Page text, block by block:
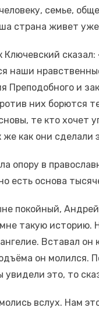
семье,
страна живет
Ключевский
наши
Преподобного и
них борются
те кто хочет
как они сделали
опору в
есть основа
покойный,
такую историю.
Вставал
он молился.
это, то
вслух. Нам